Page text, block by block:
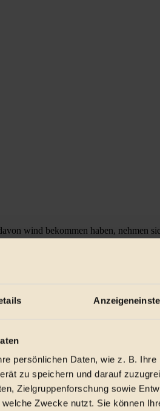
persönlichen Daten, wie z. B.
zu speichern und darauf
Zielgruppenforschung sowie
Zwecke nutzt. Sie können
wind bekommen haben, nehmen